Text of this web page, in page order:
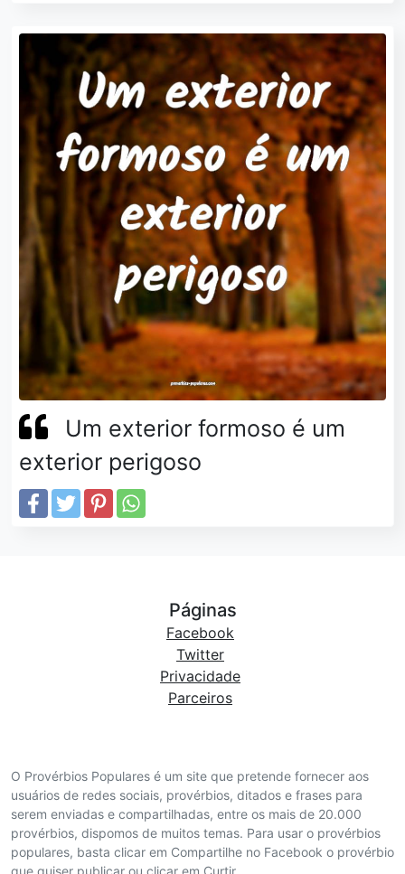
Um exterior formoso é um
exterior perigoso
O Provérbios Populares é um site que pretende fornecer aos
usuários de redes sociais, provérbios, ditados e frases para
serem enviadas e compartilhadas, entre os mais de 20.000
provérbios, dispomos de muitos temas. Para usar o provérbios
populares, basta clicar em Compartilhe no Facebook o provérbio
que quiser publicar ou clicar em Curtir.
Páginas
Facebook
Twitter
Privacidade
Parceiros